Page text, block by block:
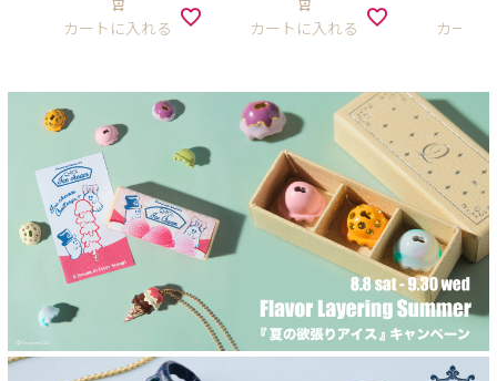
カートに入れる カートに入れる カート